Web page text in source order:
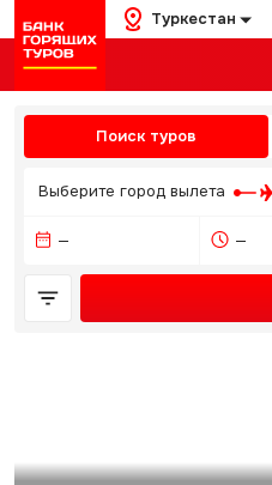
Туркестан
Поиск туров
Выберите город вылета
— —